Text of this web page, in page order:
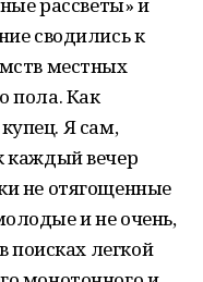
сводились к
местных
пола. Как
купец. Я сам,
каждый вечер
не отягощенные
и не очень,
поисках легкой